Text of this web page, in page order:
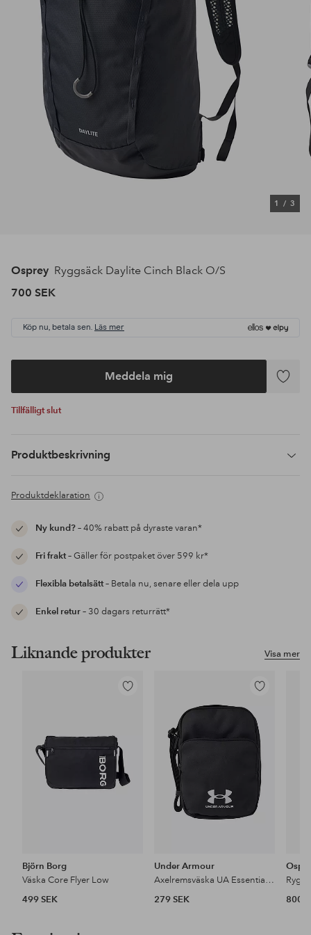
1 / 3
Osprey Ryggsäck Daylite Cinch Black O/S
700 SEK
Köp nu, betala sen. Läs mer
Meddela mig
Lägg
Tillfälligt slut
Produktbeskrivning
Produktdeklaration
Ny kund?– 40% rabatt på dyraste varan*
Fri frakt– Gäller för postpaket över 599 kr*
Flexibla betalsätt– Betala nu, senare eller dela upp
Enkel retur– 30 dagars returrätt*
Visa mer
Liknande produkter
Lägg
Björn Borg
Väska Core Flyer Low
499 SEK
Lägg
favoriter
Under Armour
Axelremsväska UA Essential Lite Crossbody
279 SEK
800